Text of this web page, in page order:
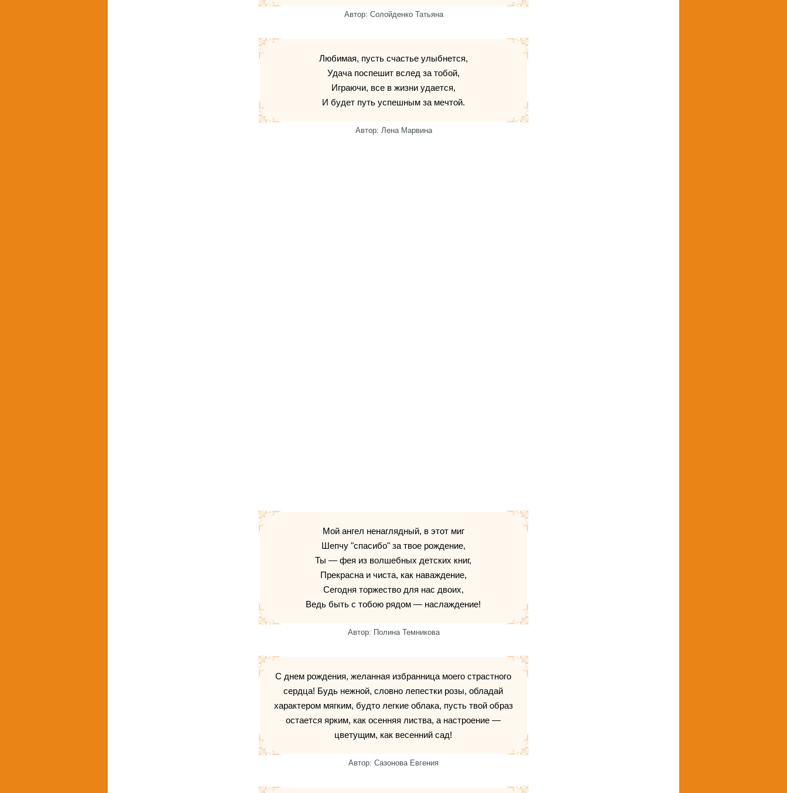
Автор: Солойденко Татьяна
Любимая, пусть счастье улыбнется,
Удача поспешит вслед за тобой,
Играючи, все в жизни удается,
И будет путь успешным за мечтой.
Автор: Лена Марвина
Мой ангел ненаглядный, в этот миг
Шепчу "спасибо" за твое рождение,
Ты — фея из волшебных детских книг,
Прекрасна и чиста, как наваждение,
Сегодня торжество для нас двоих,
Ведь быть с тобою рядом — наслаждение!
Автор: Полина Темникова
С днем рождения, желанная избранница моего страстного
сердца! Будь нежной, словно лепестки розы, обладай
характером мягким, будто легкие облака, пусть твой образ
остается ярким, как осенняя листва, а настроение —
цветущим, как весенний сад!
Автор: Сазонова Евгения